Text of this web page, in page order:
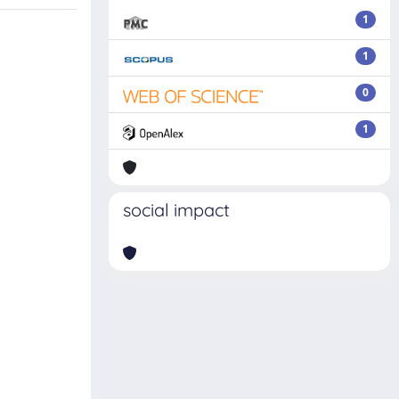
1
1
0
1
social impact